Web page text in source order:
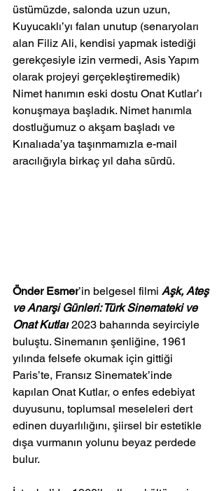
üstümüzde, salonda uzun uzun,
Kuyucaklı’yı falan unutup (senaryoları
alan Filiz Ali, kendisi yapmak istediği
gerekçesiyle izin vermedi, Asis Yapım
olarak projeyi gerçekleştiremedik)
Nimet hanımın eski dostu Onat Kutlar’ı
konuşmaya başladık. Nimet hanımla
dostluğumuz o akşam başladı ve
Kınalıada’ya taşınmamızla e-mail
aracılığıyla birkaç yıl daha sürdü.
Önder Esmer’in belgesel filmi Aşk, Ateş
ve Anarşi Günleri: Türk Sinemateki ve
Onat Kutlar 2023 baharında seyirciyle
buluştu. Sinemanın şenliğine, 1961
yılında felsefe okumak için gittiği
Paris’te, Fransız Sinematek’inde
kapılan Onat Kutlar, o enfes edebiyat
duyusunu, toplumsal meseleleri dert
edinen duyarlılığını, şiirsel bir estetikle
dışa vurmanın yolunu beyaz perdede
bulur.